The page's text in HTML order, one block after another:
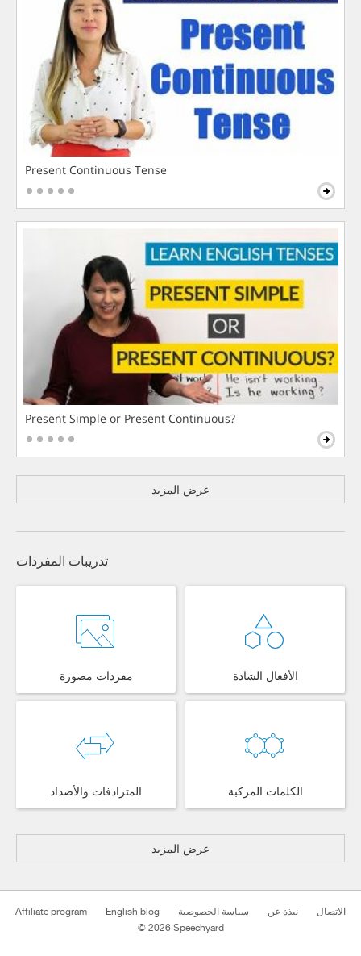
Present Continuous Tense
Present Simple or Present Continuous?
عرض المزيد
تدريبات المفردات
مفردات مصورة الأفعال الشاذة
المترادفات والأضداد الكلمات المركبة
عرض المزيد
Affiliate program English blog سياسة الخصوصية نبذة عن
الاتصال
© 2026 Speechyard